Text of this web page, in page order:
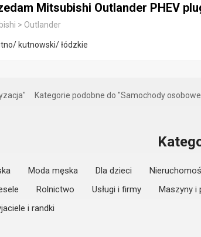
Mitsubishi Outlander PHEV
> Outlander
kutnowski/ łódzkie
Kategorie podobne do "Samochody
Moda męska Dla dzieci
Rolnictwo Usługi i firmy Maszyny i
i randki